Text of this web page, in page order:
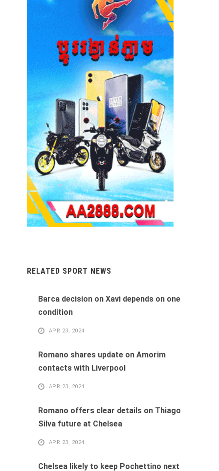
RELATED SPORT NEWS
Barca decision on Xavi depends on one
condition
APR 23, 2024
Romano shares update on Amorim
contacts with Liverpool
APR 23, 2024
Romano offers clear details on Thiago
Silva future at Chelsea
APR 23, 2024
Chelsea likely to keep Pochettino next